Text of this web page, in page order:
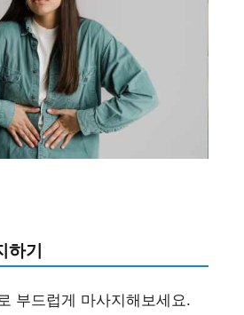
하기
부드럽게 마사지해보세요.